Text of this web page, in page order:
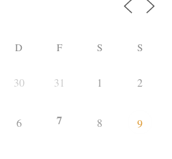
D F S S
30 31 1 2
6 7 8 9